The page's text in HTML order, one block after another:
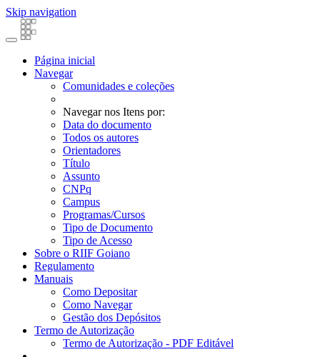
Skip navigation
Página inicial
Navegar
Comunidades e coleções
Navegar nos Itens por:
Data do documento
Todos os autores
Orientadores
Título
Assunto
CNPq
Campus
Programas/Cursos
Tipo de Documento
Tipo de Acesso
Sobre o RIIF Goiano
Regulamento
Manuais
Como Depositar
Como Navegar
Gestão dos Depósitos
Termo de Autorização
Termo de Autorização - PDF Editável